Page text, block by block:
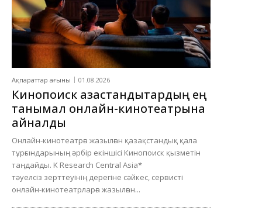
Ақпараттар ағыны 01.08.2026
Кинопоиск қазақстандықтардың ең
танымал онлайн-кинотеатрына
айналды
Онлайн-кинотеатрға жазылған қазақстандық қала
тұрғындарының әрбір екіншісі Кинопоиск қызметін
таңдайды. K Research Central Asia*
тәуелсіз зерттеуінің дерегіне сәйкес, сервисті
онлайн-кинотеатрларға жазылған...